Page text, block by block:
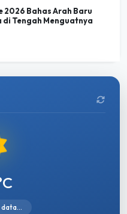
2026 Bahas Arah Baru
di Tengah Menguatnya